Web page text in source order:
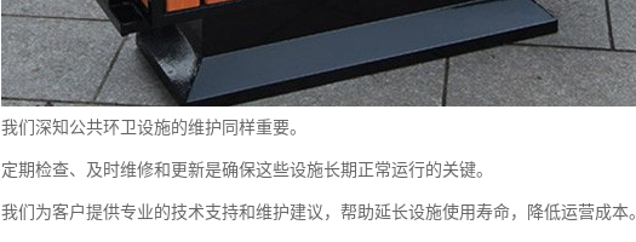
我们深知公共环卫设施的维护同样重要。
定期检查、及时维修和更新是确保这些设施长期正常运行的关键。
我们为客户提供专业的技术支持和维护建议，帮助延长设施使用寿命，降低运营成本